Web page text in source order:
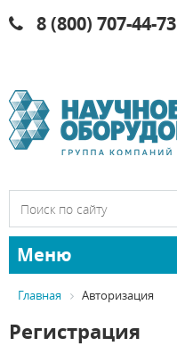
8 (800) 707-44-73
Меню
Главная Авторизация
Регистрация